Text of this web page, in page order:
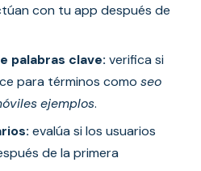
con tu app después de
palabras clave: verifica si
para términos como seo
ejemplos.
evalúa si los usuarios
de la primera